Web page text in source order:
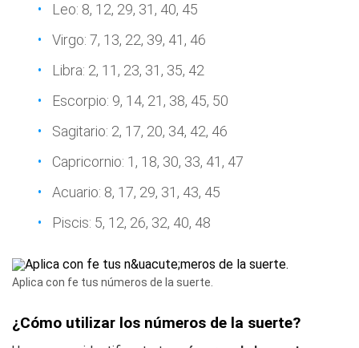
Leo: 8, 12, 29, 31, 40, 45
Virgo: 7, 13, 22, 39, 41, 46
Libra: 2, 11, 23, 31, 35, 42
Escorpio: 9, 14, 21, 38, 45, 50
Sagitario: 2, 17, 20, 34, 42, 46
Capricornio: 1, 18, 30, 33, 41, 47
Acuario: 8, 17, 29, 31, 43, 45
Piscis: 5, 12, 26, 32, 40, 48
Aplica con fe tus números de la suerte.
¿Cómo utilizar los números de la suerte?